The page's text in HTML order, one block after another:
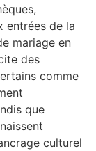
entrées de la
mariage en
des
comme
que
culturel